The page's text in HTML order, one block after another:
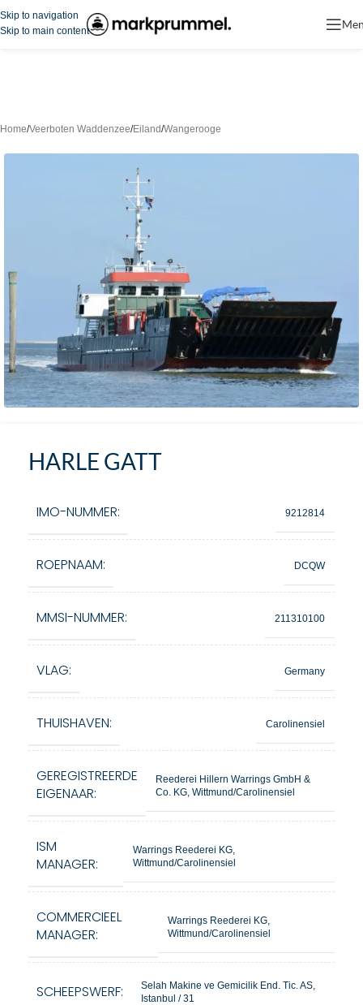
Skip to navigation
Skip to main content
Home/Veerboten Waddenzee/Eiland/Wangerooge
HARLE GATT
IMO-NUMMER: 9212814
ROEPNAAM: DCQW
MMSI-NUMMER: 211310100
VLAG: Germany
THUISHAVEN: Carolinensiel
GEREGISTREERDE
EIGENAAR:
Reederei Hillern Warrings GmbH &
Co. KG, Wittmund/Carolinensiel
ISM
MANAGER:
Warrings Reederei KG,
Wittmund/Carolinensiel
COMMERCIEEL
MANAGER:
Warrings Reederei KG,
Wittmund/Carolinensiel
SCHEEPSWERF:
Selah Makine ve Gemicilik End. Tic. AS,
Istanbul / 31